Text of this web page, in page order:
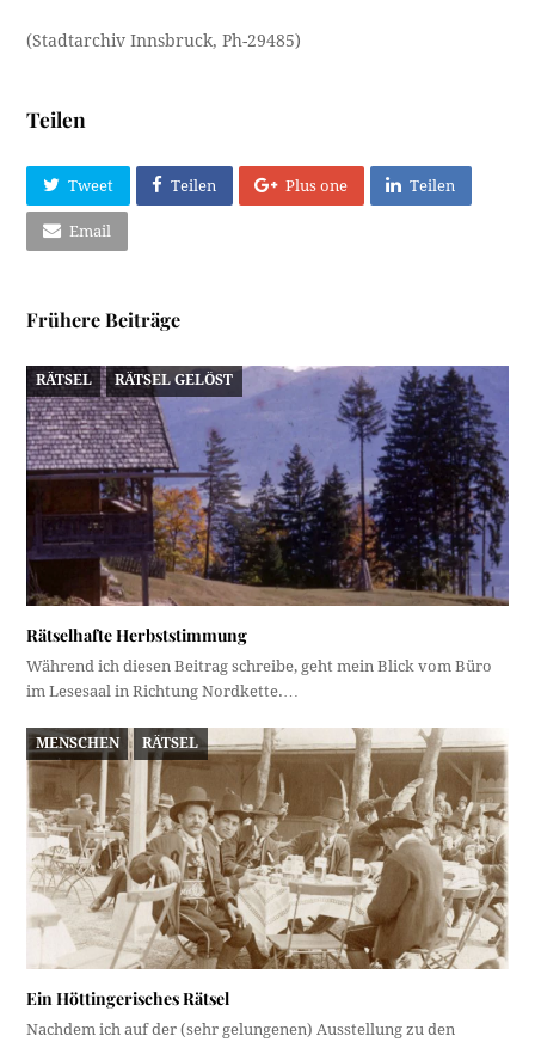
(Stadtarchiv Innsbruck, Ph-29485)
Teilen
Tweet Teilen Plus one Teilen
Email
Frühere Beiträge
RÄTSEL RÄTSEL GELÖST
Rätselhafte Herbststimmung
Während ich diesen Beitrag schreibe, geht mein Blick vom Büro
im Lesesaal in Richtung Nordkette.…
MENSCHEN RÄTSEL
Ein Höttingerisches Rätsel
Nachdem ich auf der (sehr gelungenen) Ausstellung zu den